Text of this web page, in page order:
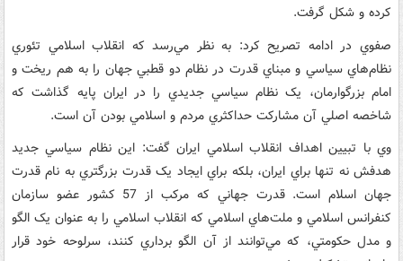
کرده و شکل گرفت.
صفوي در ادامه تصريح کرد: به نظر مي‌رسد که انقلاب اسلامي تئوري
نظام‌هاي سياسي و مبناي قدرت در نظام دو قطبي جهان را به هم ريخت و
امام بزرگوارمان، يک نظام سياسي جديدي را در ايران پايه گذاشت که
شاخصه اصلي آن مشارکت حداکثري مردم و اسلامي بودن آن است.
وي با تبيين اهداف انقلاب اسلامي ايران گفت: اين نظام سياسي جديد
هدفش نه تنها براي ايران، بلکه براي ايجاد يک قدرت بزرگتري به نام قدرت
جهان اسلام است. قدرت جهاني که مرکب از 57 کشور عضو سازمان
کنفرانس اسلامي و ملت‌هاي اسلامي که انقلاب اسلامي را به عنوان يک الگو
و مدل حکومتي، که مي‌توانند از آن الگو برداري کنند، سرلوحه خود قرار